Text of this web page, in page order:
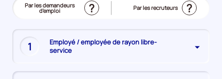
Trier
plus
recherchés
Par les demandeurs
d'emploi
(Affichage ? Trier
métiers
plus
recherchés
Par les recruteurs ?
1
Employé / employée de rayon libre-
service